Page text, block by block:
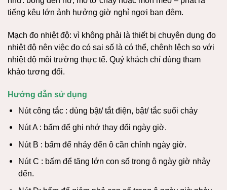
tiếng kêu lớn ảnh hưởng giờ nghỉ ngơi ban đêm.
Mạch đo nhiệt độ: vì không phải là thiết bị chuyên dụng đo
nhiệt độ nên việc đo có sai số là có thể, chênh lệch so với
nhiệt độ môi trường thực tế. Quý khách chỉ dùng tham
khảo tương đối.
Hướng dẫn sử dụng
Nút công tắc : dùng bật/ tắt điện, bật/ tắc suối chảy
Nút A : bấm để ghi nhớ thay đổi ngày giờ.
Nút B : bấm để nhảy đến ô cần chỉnh ngày giờ.
Nút C : bấm để tăng lớn con số trong ô ngày giờ nhảy
đến.